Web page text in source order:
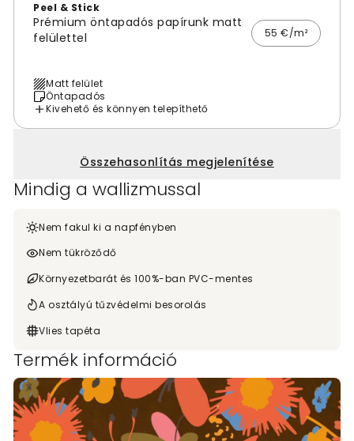
Peel & Stick
Prémium öntapadós papírunk matt
felülettel
55 €/m²
Matt felület
Öntapadós
Kivehető és könnyen telepíthető
Összehasonlítás megjelenítése
Mindig a wallizmussal
Nem fakul ki a napfényben
Nem tükröződő
Környezetbarát és 100%-ban PVC-mentes
A osztályú tűzvédelmi besorolás
Vlies tapéta
Termék információ